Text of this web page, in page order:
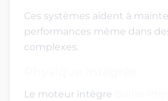
Ces systèmes aident à
performances même dans
complexes.
Le moteur intègre